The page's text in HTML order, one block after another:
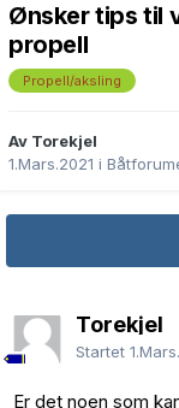
Ønsker tips til
propell
Propell/aksling
Av Torekjel
1.Mars.2021 i
Torekjel
Startet
Er det noen som